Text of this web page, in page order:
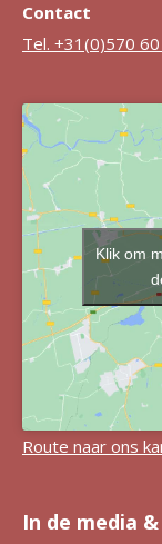
Contact
Tel. +31(0)570 60
Klik om
Route naar ons
In de media